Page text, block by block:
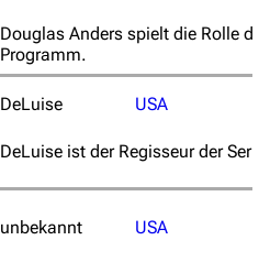
Douglas Anders spielt die Rolle
Programm.
DeLuise USA
DeLuise ist der Regisseur der Serie
unbekannt USA